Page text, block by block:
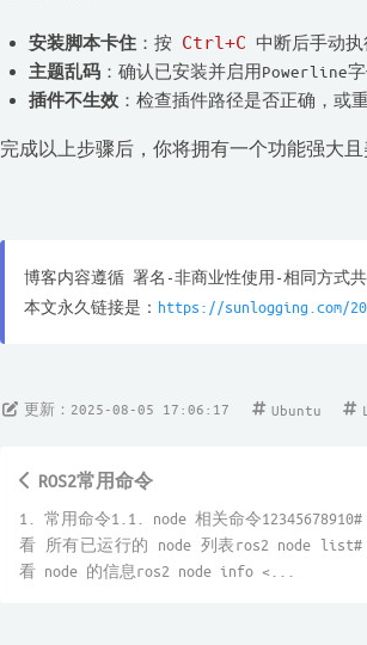
安装脚本卡住 ：按 Ctrl+C 中断后手动执
主题乱码 ：确认已安装并启用Powerline字
插件不生效 ：检查插件路径是否正确，或
完成以上步骤后，你将拥有一个功能强大
博客内容遵循 署名-非商业性使用-相同方式
本文永久链接是： https://sunlogging.com/
更新：2025-08-05 17:06:17 Ubuntu
ROS2常用命令
1. 常用命令1.1. node 相关命令
看 所有已运行的 node 列表ros2 node list#
看 node 的信息ros2 node info <...